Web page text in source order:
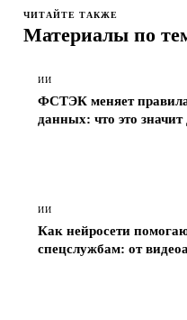
ЧИТАЙТЕ ТАКЖЕ
Материалы по
ИИ
ФСТЭК меняет
данных: что это
ИИ
Как нейросети
спецслужбам: от